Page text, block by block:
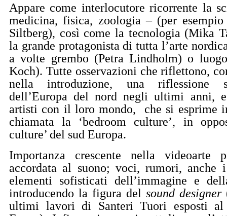
Appare come interlocutore ricorrente la
medicina, fisica, zoologia – (per
Siltberg), così come la tecnologia (Mika
la grande protagonista di tutta l’arte
a volte grembo (Petra Lindholm) o
Koch). Tutte osservazioni che riflettono,
nella introduzione, una riflessione
dell’Europa del nord negli ultimi anni,
artisti con il loro mondo,
che si esprime
chiamata la ‘bedroom culture’, in
culture’ del sud Europa.
Importanza crescente nella videoarte
accordata al suono; voci, rumori, anche
elementi sofisticati dell’immagine e
introducendo la figura del sound designer
ultimi lavori di Santeri Tuori esposti al